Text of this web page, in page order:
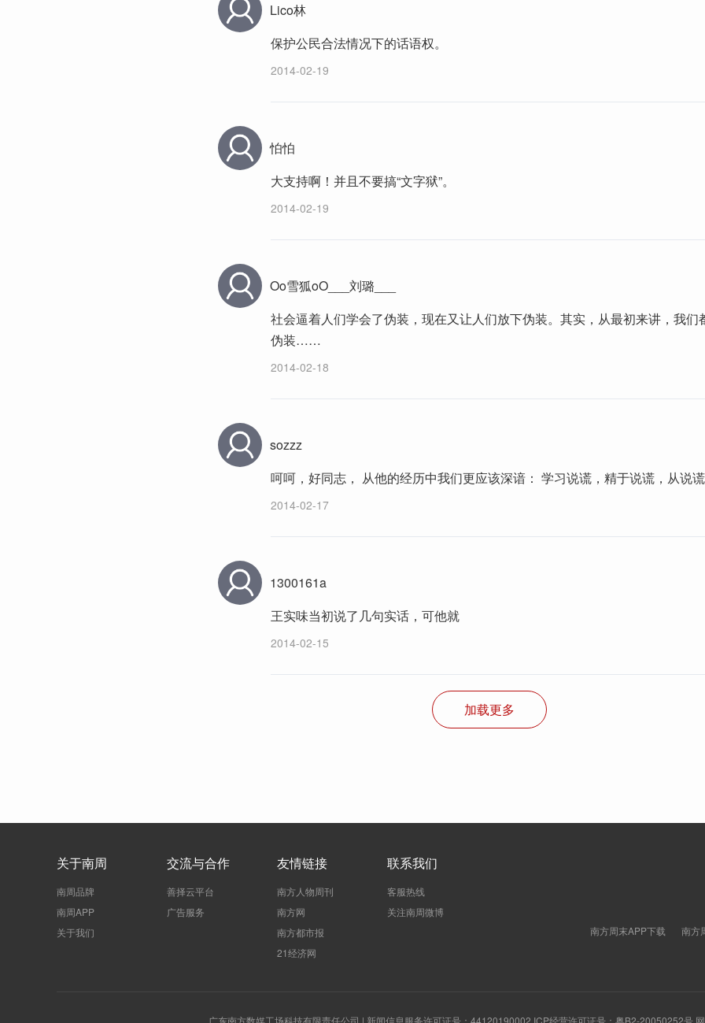
Lico林
保护公民合法情况下的话语权。
2014-02-19
怕怕
大支持啊！并且不要搞“文字狱”。
2014-02-19
Oo雪狐oO___刘璐___
社会逼着人们学会了伪装，现在又让人们放下伪装。其实，从最初来讲，我们
伪装……
2014-02-18
sozzz
呵呵，好同志， 从他的经历中我们更应该深谙： 学习说谎，精于说谎，从说
2014-02-17
1300161a
王实味当初说了几句实话，可他就
2014-02-15
加载更多
关于南周
南周品牌
南周APP
关于我们
交流与合作
善择云平台
广告服务
友情链接
南方人物周刊
南方网
南方都市报
21经济网
联系我们
客服热线
关注南周微博
南方周末APP下载
南方